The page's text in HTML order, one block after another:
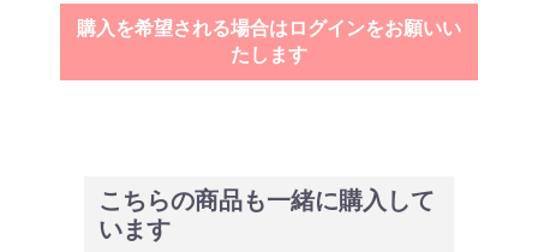
購入を希望される場合はログインをお願いい
たします
こちらの商品も一緒に購入して
います